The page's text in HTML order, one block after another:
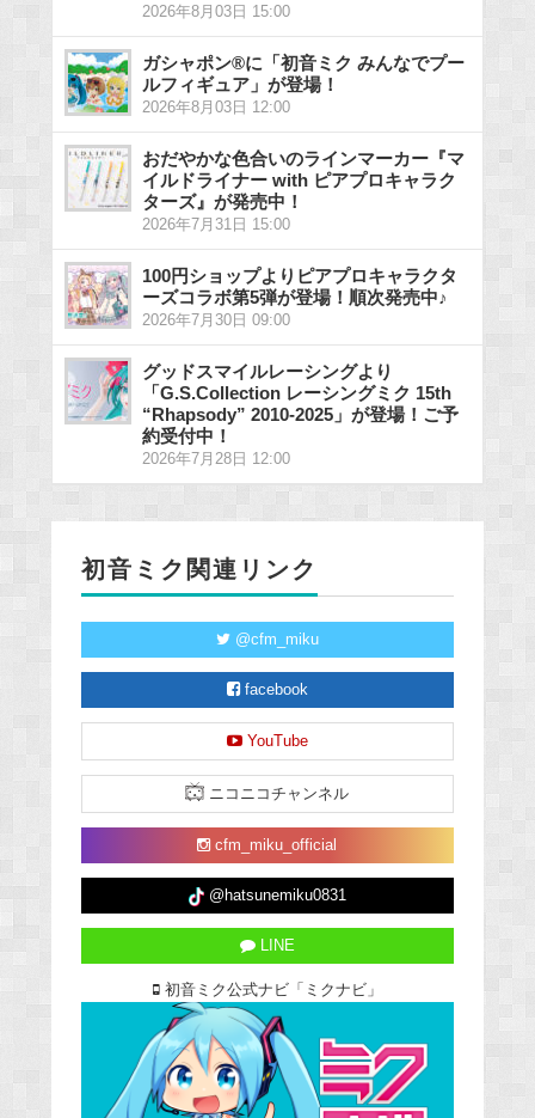
2026年8月03日 15:00
ガシャポン®に「初音ミク みんなでプー
ルフィギュア」が登場！
2026年8月03日 12:00
おだやかな色合いのラインマーカー『マ
イルドライナー with ピアプロキャラク
ターズ』が発売中！
2026年7月31日 15:00
100円ショップよりピアプロキャラクタ
ーズコラボ第5弾が登場！順次発売中♪
2026年7月30日 09:00
グッドスマイルレーシングより
「G.S.Collection レーシングミク 15th
“Rhapsody” 2010-2025」が登場！ご予
約受付中！
2026年7月28日 12:00
初音ミク関連リンク
@cfm_miku
facebook
YouTube
ニコニコチャンネル
cfm_miku_official
@hatsunemiku0831
LINE
初音ミク公式ナビ「ミクナビ」